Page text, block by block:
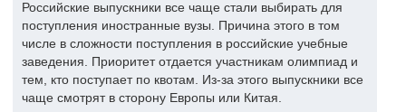
Российские выпускники все чаще стали выбирать для
поступления иностранные вузы. Причина этого в том
числе в сложности поступления в российские учебные
заведения. Приоритет отдается участникам олимпиад и
тем, кто поступает по квотам. Из-за этого выпускники все
чаще смотрят в сторону Европы или Китая.